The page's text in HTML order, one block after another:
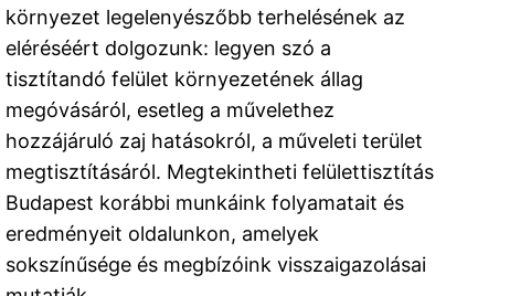
környezet legelenyészőbb terhelésének az
eléréséért dolgozunk: legyen szó a
tisztítandó felület környezetének állag
megóvásáról, esetleg a művelethez
hozzájáruló zaj hatásokról, a műveleti terület
megtisztításáról. Megtekintheti felülettisztítás
Budapest korábbi munkáink folyamatait és
eredményeit oldalunkon, amelyek
sokszínűsége és megbízóink visszaigazolásai